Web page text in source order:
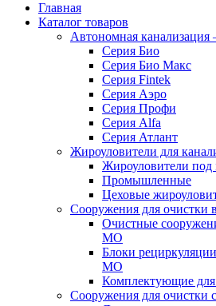
Главная
Каталог товаров
Автономная канализация
Серия Био
Серия Био Макс
Серия Fintek
Серия Аэро
Серия Профи
Серия Alfa
Серия Атлант
Жироуловители для
Жироуловители под
Промышленные
Цеховые
Сооружения для очистки
Очистные
МО
Блоки
МО
Комплектующие
Сооружения для очистки